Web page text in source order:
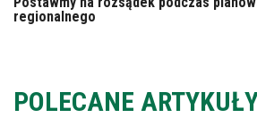
regionalnego
POLECANE